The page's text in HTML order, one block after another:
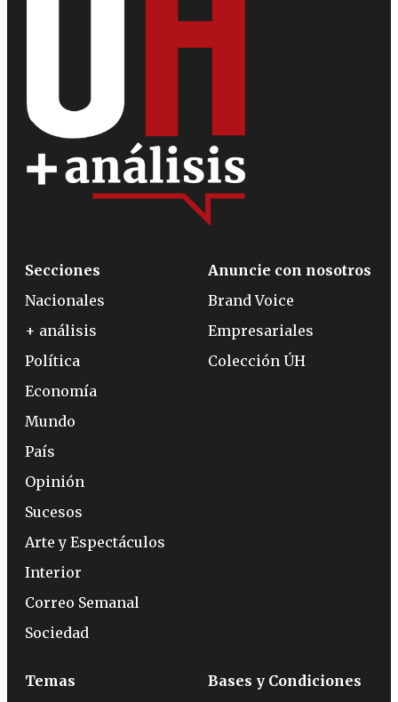
Secciones
Nacionales
+ análisis
Política
Economía
Mundo
País
Opinión
Sucesos
Arte y Espectáculos
Interior
Correo Semanal
Sociedad
Anuncie con nosotros
Brand Voice
Empresariales
Colección ÚH
Temas
Bases y Condiciones